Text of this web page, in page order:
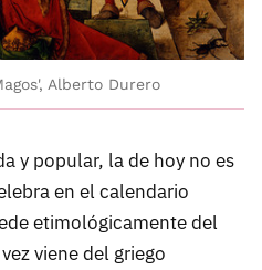
Alberto Durero
y popular, la de hoy no es
en el calendario
etimológicamente del
viene del griego